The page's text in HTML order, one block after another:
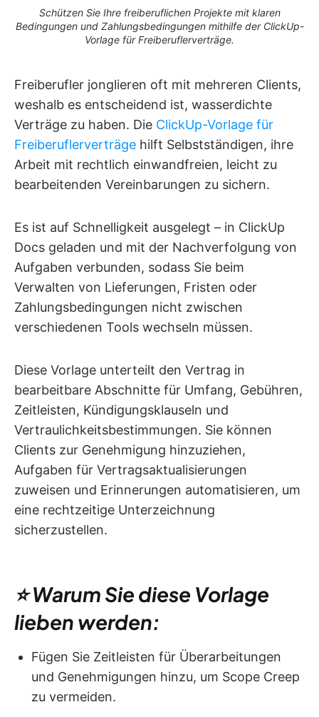
Schützen Sie Ihre freiberuflichen Projekte mit klaren
Bedingungen und Zahlungsbedingungen mithilfe der ClickUp-
Vorlage für Freiberuflerverträge.
Freiberufler jonglieren oft mit mehreren Clients,
weshalb es entscheidend ist, wasserdichte
Verträge zu haben. Die ClickUp-Vorlage für
Freiberuflerverträge hilft Selbstständigen, ihre
Arbeit mit rechtlich einwandfreien, leicht zu
bearbeitenden Vereinbarungen zu sichern.
Es ist auf Schnelligkeit ausgelegt – in ClickUp
Docs geladen und mit der Nachverfolgung von
Aufgaben verbunden, sodass Sie beim
Verwalten von Lieferungen, Fristen oder
Zahlungsbedingungen nicht zwischen
verschiedenen Tools wechseln müssen.
Diese Vorlage unterteilt den Vertrag in
bearbeitbare Abschnitte für Umfang, Gebühren,
Zeitleisten, Kündigungsklauseln und
Vertraulichkeitsbestimmungen. Sie können
Clients zur Genehmigung hinzuziehen,
Aufgaben für Vertragsaktualisierungen
zuweisen und Erinnerungen automatisieren, um
eine rechtzeitige Unterzeichnung
sicherzustellen.
⭐ Warum Sie diese Vorlage
lieben werden:
Fügen Sie Zeitleisten für Überarbeitungen
und Genehmigungen hinzu, um Scope Creep
zu vermeiden.